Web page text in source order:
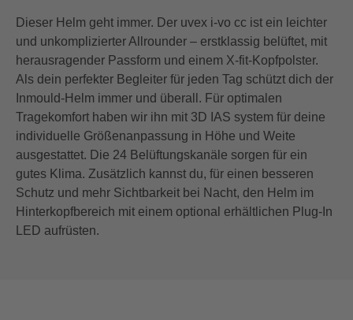
Dieser Helm geht immer. Der uvex i-vo cc ist ein leichter
und unkomplizierter Allrounder – erstklassig belüftet, mit
herausragender Passform und einem X-fit-Kopfpolster.
Als dein perfekter Begleiter für jeden Tag schützt dich der
Inmould-Helm immer und überall. Für optimalen
Tragekomfort haben wir ihn mit 3D IAS system für deine
individuelle Größenanpassung in Höhe und Weite
ausgestattet. Die 24 Belüftungskanäle sorgen für ein
gutes Klima. Zusätzlich kannst du, für einen besseren
Schutz und mehr Sichtbarkeit bei Nacht, den Helm im
Hinterkopfbereich mit einem optional erhältlichen Plug-In
LED aufrüsten.